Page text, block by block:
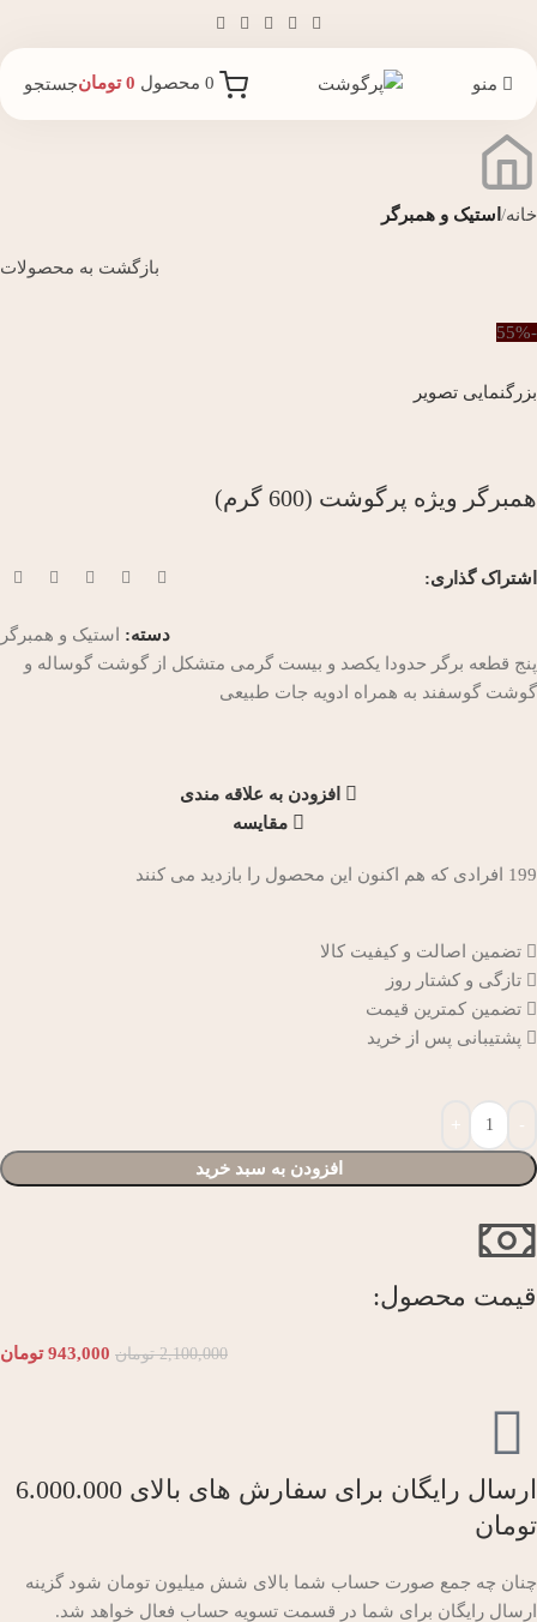
منو 0 محصول 0 تومانجستجو
خانه استیک و همبرگر
بازگشت به محصولات
-55%
بزرگنمایی تصویر
همبرگر ویژه پرگوشت (600 گرم)
اشتراک گذاری:
دسته: استیک و همبرگر
پنج قطعه برگر حدودا یکصد و بیست گرمی متشکل از گوشت گوساله و
گوشت گوسفند به همراه ادویه جات طبیعی
افزودن به علاقه مندی
مقایسه
199 افرادی که هم اکنون این محصول را بازدید می کنند
تضمین اصالت و کیفیت کالا
تازگی و کشتار روز
تضمین کمترین قیمت
پشتیبانی پس از خرید
افزودن به سبد خرید
قیمت محصول:​
2,100,000 تومان 943,000 تومان
ارسال رایگان برای سفارش های بالای 6.000.000
تومان
چنان چه جمع صورت حساب شما بالای شش میلیون تومان شود گزینه
ارسال رایگان برای شما در قسمت تسویه حساب فعال خواهد شد.